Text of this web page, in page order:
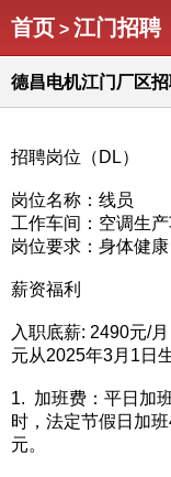
首页 > 江门招聘
德昌电机江门厂区
招聘岗位（DL）
岗位名称：线员
工作车间：空调生产
岗位要求：身体健
薪资福利
入职底薪: 2490元/
元从2025年3月1日
1. 加班费：平日加
时，法定节假日加
元。